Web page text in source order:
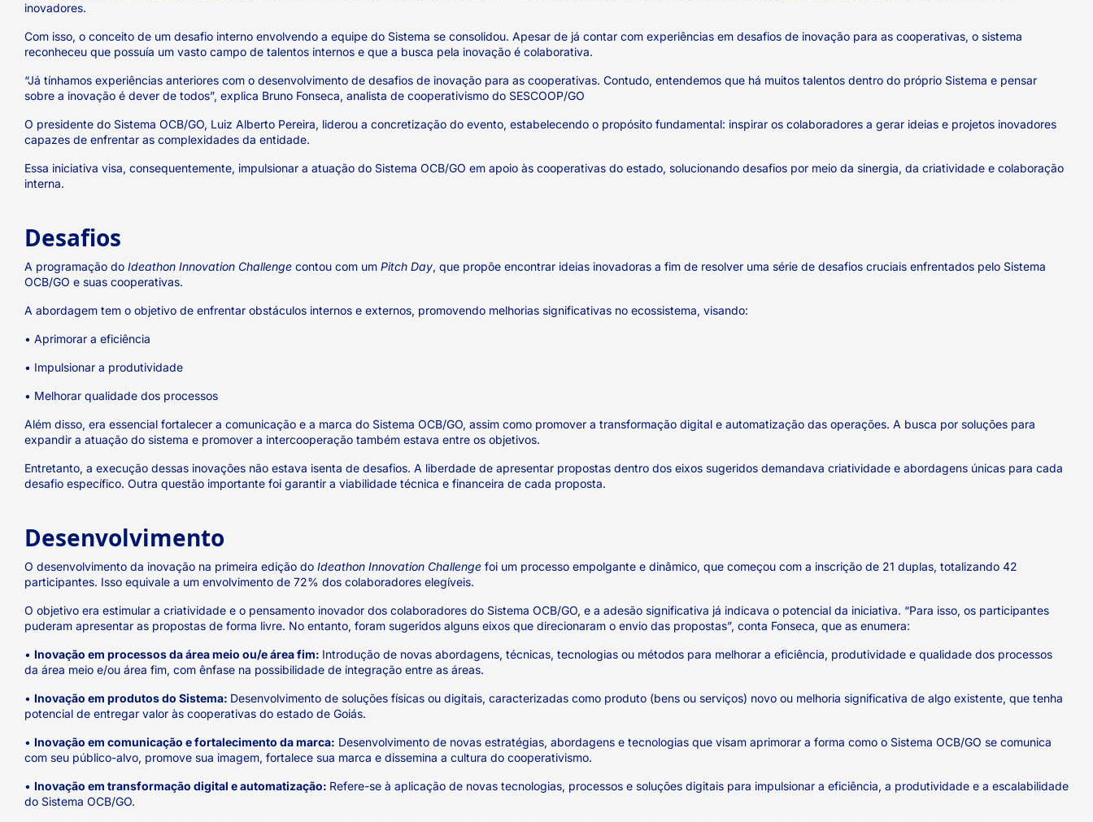
inovadores.
Com isso, o conceito de um desafio interno envolvendo a equipe do Sistema se consolidou. Apesar de já contar com experiências em desafios de inovação para as cooperativas, o sistema
reconheceu que possuía um vasto campo de talentos internos e que a busca pela inovação é colaborativa.
“Já tínhamos experiências anteriores com o desenvolvimento de desafios de inovação para as cooperativas. Contudo, entendemos que há muitos talentos dentro do próprio Sistema e pensar
sobre a inovação é dever de todos”, explica Bruno Fonseca, analista de cooperativismo do SESCOOP/GO
O presidente do Sistema OCB/GO, Luiz Alberto Pereira, liderou a concretização do evento, estabelecendo o propósito fundamental: inspirar os colaboradores a gerar ideias e projetos inovadores
capazes de enfrentar as complexidades da entidade.
Essa iniciativa visa, consequentemente, impulsionar a atuação do Sistema OCB/GO em apoio às cooperativas do estado, solucionando desafios por meio da sinergia, da criatividade e colaboração
interna.
Desafios
A programação do Ideathon Innovation Challenge contou com um Pitch Day, que propõe encontrar ideias inovadoras a fim de resolver uma série de desafios cruciais enfrentados pelo Sistema
OCB/GO e suas cooperativas.
A abordagem tem o objetivo de enfrentar obstáculos internos e externos, promovendo melhorias significativas no ecossistema, visando:
• Aprimorar a eficiência
• Impulsionar a produtividade
• Melhorar qualidade dos processos
Além disso, era essencial fortalecer a comunicação e a marca do Sistema OCB/GO, assim como promover a transformação digital e automatização das operações. A busca por soluções para
expandir a atuação do sistema e promover a intercooperação também estava entre os objetivos.
Entretanto, a execução dessas inovações não estava isenta de desafios. A liberdade de apresentar propostas dentro dos eixos sugeridos demandava criatividade e abordagens únicas para cada
desafio específico. Outra questão importante foi garantir a viabilidade técnica e financeira de cada proposta.
Desenvolvimento
O desenvolvimento da inovação na primeira edição do Ideathon Innovation Challenge foi um processo empolgante e dinâmico, que começou com a inscrição de 21 duplas, totalizando 42
participantes. Isso equivale a um envolvimento de 72% dos colaboradores elegíveis.
O objetivo era estimular a criatividade e o pensamento inovador dos colaboradores do Sistema OCB/GO, e a adesão significativa já indicava o potencial da iniciativa. “Para isso, os participantes
puderam apresentar as propostas de forma livre. No entanto, foram sugeridos alguns eixos que direcionaram o envio das propostas”, conta Fonseca, que as enumera:
• Inovação em processos da área meio ou/e área fim: Introdução de novas abordagens, técnicas, tecnologias ou métodos para melhorar a eficiência, produtividade e qualidade dos processos
da área meio e/ou área fim, com ênfase na possibilidade de integração entre as áreas.
• Inovação em produtos do Sistema: Desenvolvimento de soluções físicas ou digitais, caracterizadas como produto (bens ou serviços) novo ou melhoria significativa de algo existente, que tenha
potencial de entregar valor às cooperativas do estado de Goiás.
• Inovação em comunicação e fortalecimento da marca: Desenvolvimento de novas estratégias, abordagens e tecnologias que visam aprimorar a forma como o Sistema OCB/GO se comunica
com seu público-alvo, promove sua imagem, fortalece sua marca e dissemina a cultura do cooperativismo.
• Inovação em transformação digital e automatização: Refere-se à aplicação de novas tecnologias, processos e soluções digitais para impulsionar a eficiência, a produtividade e a escalabilidade
do Sistema OCB/GO.